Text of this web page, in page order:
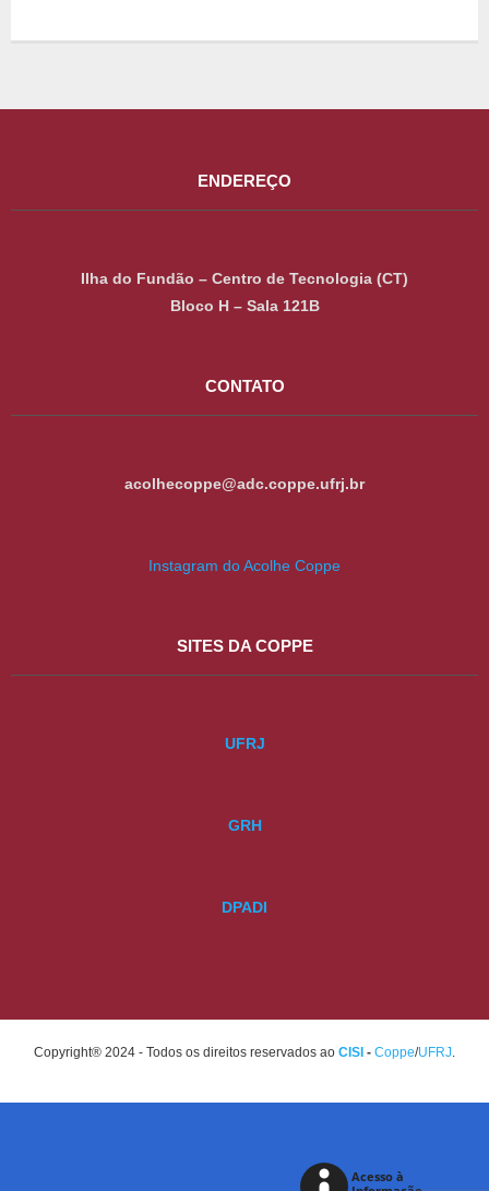
ENDEREÇO
Ilha do Fundão – Centro de Tecnologia (CT)
Bloco H – Sala 121B
CONTATO
acolhecoppe@adc.coppe.ufrj.br
Instagram do Acolhe Coppe
SITES DA COPPE
UFRJ
GRH
DPADI
Copyright® 2024 - Todos os direitos reservados ao CISI - Coppe/UFRJ.